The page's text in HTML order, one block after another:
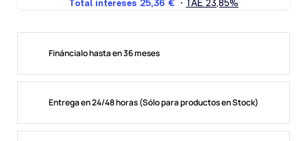
Fináncialo hasta en 36 meses
Entrega en 24/48 horas (Sólo para productos en Stock)